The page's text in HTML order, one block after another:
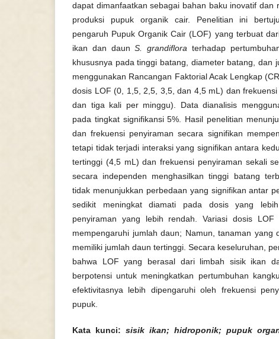
dapat dimanfaatkan sebagai bahan baku inovatif dan
produksi pupuk organik cair. Penelitian ini
pengaruh Pupuk Organik Cair (LOF) yang terbuat
ikan dan daunS. grandiflora terhadap
khususnya pada tinggi batang, diameter batang, dan
menggunakan Rancangan Faktorial Acak Lengkap
dosis LOF (0, 1,5, 2,5, 3,5, dan 4,5 mL) dan frekuensi
dan tiga kali per minggu). Data dianalisis
pada tingkat signifikansi 5%. Hasil penelitian
dan frekuensi penyiraman secara signifikan
tetapi tidak terjadi interaksi yang signifikan antara
tertinggi (4,5 mL) dan frekuensi penyiraman sekali
secara independen menghasilkan tinggi batang
tidak menunjukkan perbedaan yang signifikan antar
sedikit meningkat diamati pada dosis yang
penyiraman yang lebih rendah. Variasi dosis LOF
mempengaruhi jumlah daun; Namun, tanaman yang
memiliki jumlah daun tertinggi. Secara keseluruhan,
bahwa LOF yang berasal dari limbah sisik ikan
berpotensi untuk meningkatkan pertumbuhan
efektivitasnya lebih dipengaruhi oleh frekuensi
pupuk.
Kata kunci: sisik ikan; hidroponik; pupuk